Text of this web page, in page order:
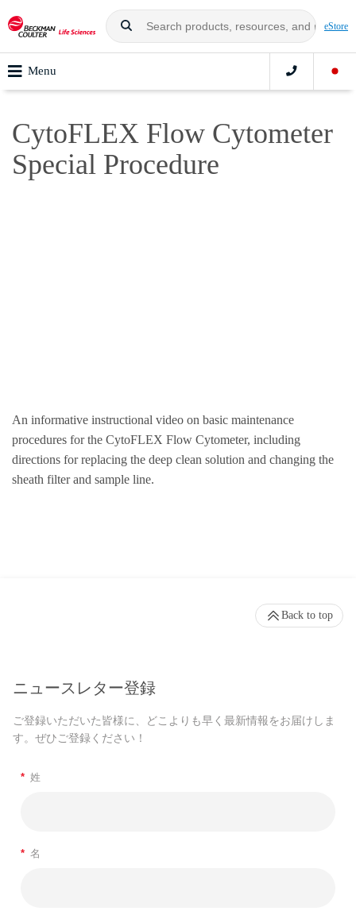
eStore
Menu
CytoFLEX Flow Cytometer
Special Procedure
An informative instructional video on basic maintenance
procedures for the CytoFLEX Flow Cytometer, including
directions for replacing the deep clean solution and changing the
sheath filter and sample line.
ニュースレター登録
ご登録いただいた皆様に、どこよりも早く最新情報をお届けしま
す。ぜひご登録ください！
* 姓
* 名
Back to top